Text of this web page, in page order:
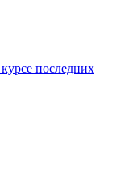
последних